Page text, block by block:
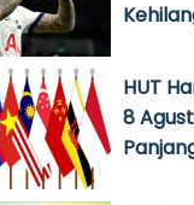
HUT
8